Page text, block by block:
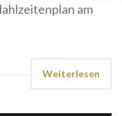
am
Weiterlesen